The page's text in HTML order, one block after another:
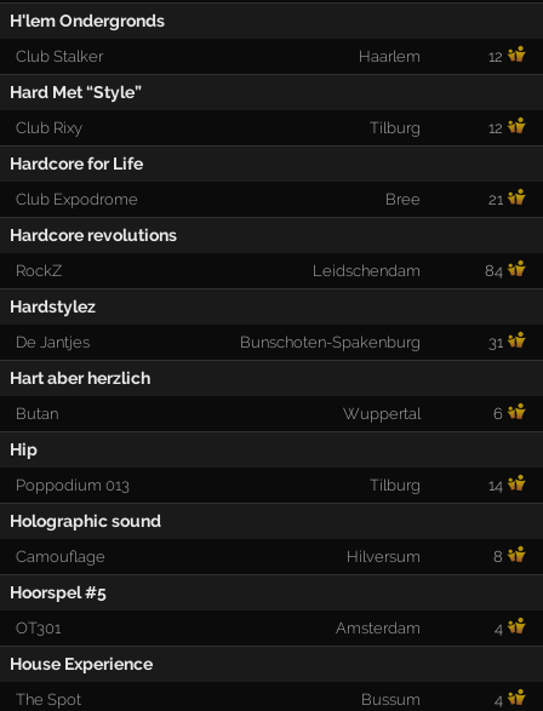
H'lem Ondergronds
Club Stalker Haarlem 12
Hard Met “Style”
Club Rixy Tilburg 12
Hardcore for Life
Club Expodrome Bree 21
Hardcore revolutions
RockZ Leidschendam 84
Hardstylez
De Jantjes Bunschoten-Spakenburg 31
Hart aber herzlich
Butan Wuppertal 6
Hip
Poppodium 013 Tilburg 14
Holographic sound
Camouflage Hilversum 8
Hoorspel #5
OT301 Amsterdam 4
House Experience
The Spot Bussum 4